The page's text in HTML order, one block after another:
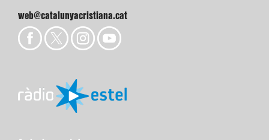
web@catalunyacristiana.cat